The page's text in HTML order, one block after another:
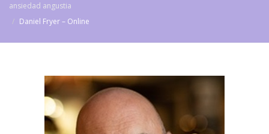
ansiedad angustia
Daniel Fryer – Online